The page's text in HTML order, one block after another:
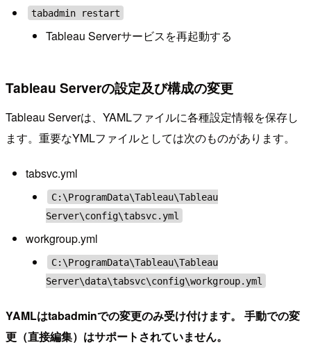
tabadmin restart
Tableau Serverサービスを再起動する
Tableau Serverの設定及び構成の変更
Tableau Serverは、YAMLファイルに各種設定情報を保存し
ます。重要なYMLファイルとしては次のものがあります。
tabsvc.yml
C:\ProgramData\Tableau\Tableau
Server\config\tabsvc.yml
workgroup.yml
C:\ProgramData\Tableau\Tableau
Server\data\tabsvc\config\workgroup.yml
YAMLはtabadminでの変更のみ受け付けます。 手動での変
更（直接編集）はサポートされていません。